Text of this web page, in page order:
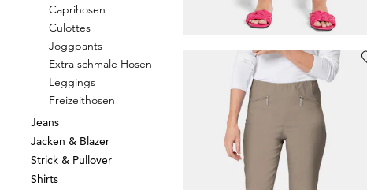
Caprihosen
Culottes
Joggpants
Extra schmale Hosen
Leggings
Freizeithosen
Jeans
Jacken & Blazer
Strick & Pullover
Shirts
GOLDNER
99,95 €
+ 1